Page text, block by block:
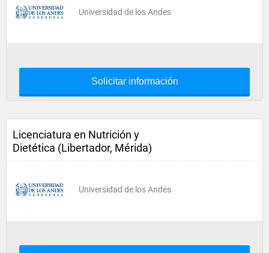
Universidad de los Andes
Solicitar información
Licenciatura en Nutrición y
Dietética (Libertador, Mérida)
Universidad de los Andes